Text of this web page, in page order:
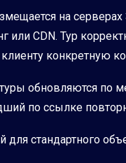
на
или CDN. Тур
конкретную
обновляются
по ссылке
для стандартного